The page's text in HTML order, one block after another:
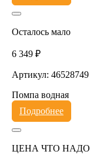
Осталось мало
6 349 ₽
Артикул: 46528749
Помпа водная
Подробнее
ЦЕНА ЧТО НАДО